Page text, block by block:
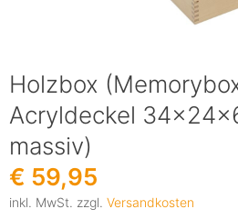
Holzbox
Acryldeckel
massiv)
€ 59,95
inkl. MwSt. zzgl. Versandkosten